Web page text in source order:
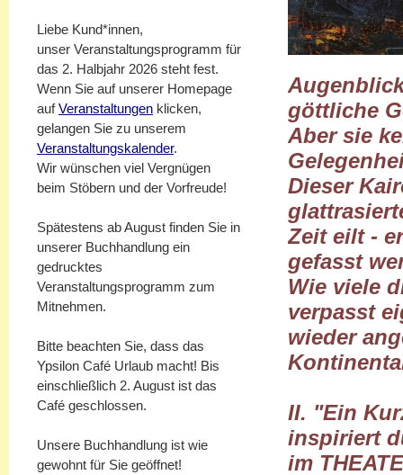
Liebe Kund*innen,
unser Veranstaltungsprogramm für
das 2. Halbjahr 2026 steht fest.
Wenn Sie auf unserer Homepage
aufVeranstaltungen klicken,
gelangen Sie zu unserem
Veranstaltungskalender.
Wir wünschen viel Vergnügen
beim Stöbern und der Vorfreude!
Spätestens ab August finden Sie in
unserer Buchhandlung ein
gedrucktes
Veranstaltungsprogramm zum
Mitnehmen.
Bitte beachten Sie, dass das
Ypsilon Café Urlaub macht! Bis
einschließlich 2. August ist das
Café geschlossen.
Unsere Buchhandlung ist wie
gewohnt für Sie geöffnet!
göttliche
Aber sie
Dieser
Zeit eilt -
gefasst
Wie viele
verpasst
wieder
II. "Ein
inspiriert
im